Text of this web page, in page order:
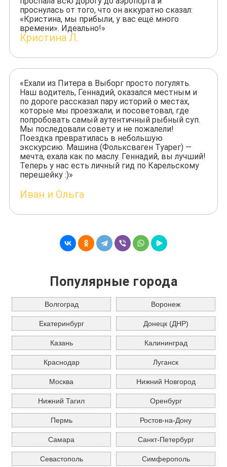
проснулась от того, что он аккуратно сказал:
«Кристина, мы прибыли, у вас ещё много
времени». Идеально!»
Кристина Л.
«Ехали из Питера в Выборг просто погулять.
Наш водитель, Геннадий, оказался местным и
по дороге рассказал пару историй о местах,
которые мы проезжали, и посоветовал, где
попробовать самый аутентичный рыбный суп.
Мы последовали совету и не пожалели!
Поездка превратилась в небольшую
экскурсию. Машина (Фольксваген Туарег) —
мечта, ехала как по маслу. Геннадий, вы лучший!
Теперь у нас есть личный гид по Карельскому
перешейку :)»
Иван и Ольга
Популярные города
Волгоград Воронеж
Екатеринбург Донецк (ДНР)
Казань Калининград
Краснодар Луганск
Москва Нижний Новгород
Нижний Тагил Оренбург
Пермь Ростов-на-Дону
Самара Санкт-Петербург
Севастополь Симферополь